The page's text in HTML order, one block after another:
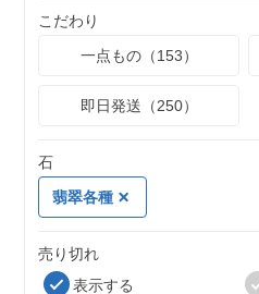
こだわり
一点もの（153）
即日発送（250）
石
翡翠各種
売り切れ
表示する